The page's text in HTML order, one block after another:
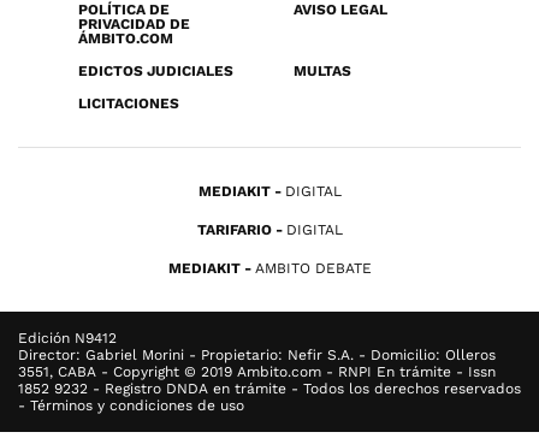
POLÍTICA DE
PRIVACIDAD DE
ÁMBITO.COM
AVISO LEGAL
EDICTOS JUDICIALES
MULTAS
LICITACIONES
MEDIAKIT DIGITAL
TARIFARIO DIGITAL
MEDIAKIT AMBITO DEBATE
Edición N9412
Director: Gabriel Morini - Propietario: Nefir S.A. - Domicilio: Olleros
3551, CABA - Copyright © 2019 Ambito.com - RNPI En trámite - Issn
1852 9232 - Registro DNDA en trámite - Todos los derechos reservados
- Términos y condiciones de uso